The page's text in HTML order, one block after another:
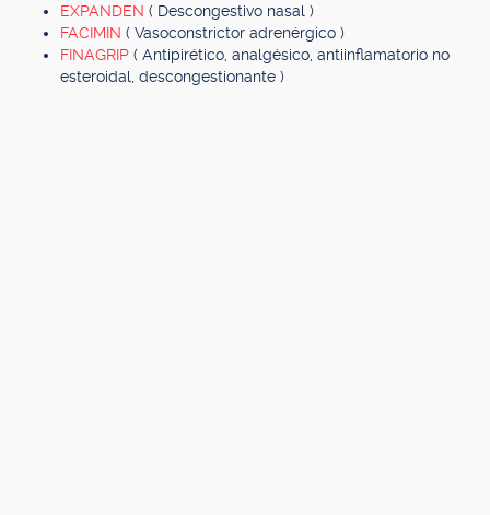
EXPANDEN ( Descongestivo nasal )
FACIMIN ( Vasoconstrictor adrenérgico )
FINAGRIP ( Antipirético, analgésico, antiinflamatorio no
esteroidal, descongestionante )